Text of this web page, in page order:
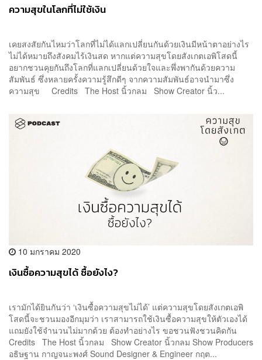
ความสุขในโลกที่ไม่ใช้เงิน
เคยสงสัยกันไหมว่าโลกที่ไม่ได้แลกเปลี่ยนกันด้วยเงินมีหน้าตาอย่างไร
ไม่ได้หมายถึงสังคมไร้เงินสด หากแต่ความสุขโดยสังเกตเอพิโสดนี้
อยากชวนคุยกันถึงโลกที่แลกเปลี่ยนด้วยใจและพึ่งพากันด้วยความ
สัมพันธ์ ซึ่งหลายครั้งความรู้สึกดีๆ จากความสัมพันธ์อาจนำมาซึ่ง
ความสุข Credits The Host นิ้วกลม Show Creator นิ้ว...
10 มกราคม 2020
เงินซื้อความสุขได้ ซื้อยังไง?
เรามักได้ยินกันว่า ‘เงินซื้อความสุขไม่ได้’ แต่ความสุขโดยสังเกตเอพิ
โสดนี้จะชวนมองอีกมุมว่า เราสามารถใช้เงินซื้อความสุขให้ตัวเองได้
แถมยังใช้จำนวนไม่มากด้วย ต้องทำอย่างไร ขอชวนฟังชวนคิดกัน
Credits The Host นิ้วกลม Show Creator นิ้วกลม Show Producers
อธิษฐาน กาญจนะพงศ์ Sound Designer & Engineer กฤต...